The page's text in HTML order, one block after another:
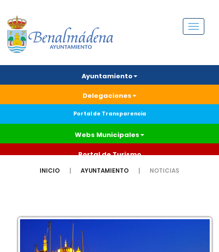
Menú
Ayuntamiento
Delegaciones
Portal de Transparencia
Webs Municipales
Portal de Turismo
INICIO AYUNTAMIENTO NOTICIAS